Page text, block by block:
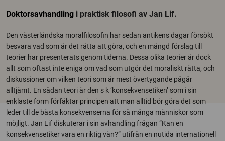
Doktorsavhandling i praktisk filosofi av Jan Lif.
Den västerländska moralfilosofin har sedan antikens dagar försökt
besvara vad som är det rätta att göra, och en mängd förslag till
teorier har presenterats genom tiderna. Dessa olika teorier är dock
allt som oftast inte eniga om vad som utgör det moraliskt rätta, och
diskussioner om vilken teori som är mest övertygande pågår
alltjämt. En sådan teori är den s k ’konsekvensetiken’ som i sin
enklaste form förfäktar principen att man alltid bör göra det som
leder till de bästa konsekvenserna för så många människor som
möjligt. Jan Lif diskuterar i sin avhandling frågan ”Kan en
konsekvensetiker vara en riktig vän?” utifrån en nutida internationell